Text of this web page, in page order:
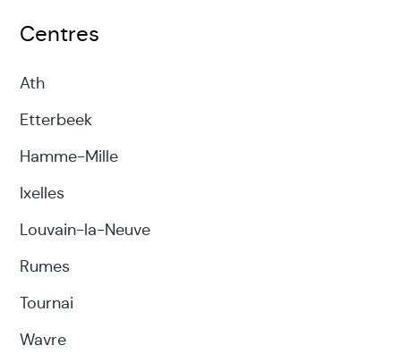
Centres
Ath
Etterbeek
Hamme-Mille
Ixelles
Louvain-la-Neuve
Rumes
Tournai
Wavre